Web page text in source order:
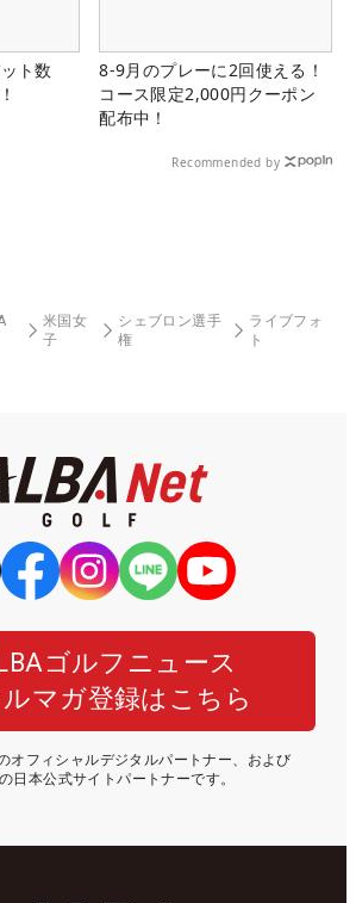
ト数
8-9月のプレーに2回使える！
コース限定2,000円クーポン
配布中！
Recommended by
米国女
子
シェブロン選手
権
ライブフォ
ト
ゴルフニュース
ルマガ登録はこちら
オフィシャルデジタルパートナー、および
日本公式サイトパートナーです。